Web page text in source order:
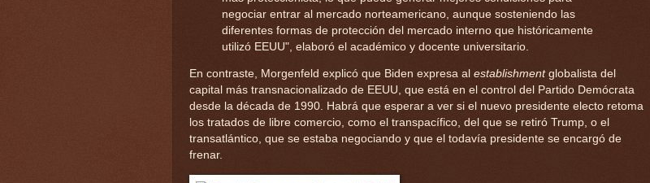
negociar entrar al mercado norteamericano, aunque sosteniendo las
diferentes formas de protección del mercado interno que históricamente
utilizó EEUU", elaboró el académico y docente universitario.
En contraste, Morgenfeld explicó que Biden expresa al establishmentglobalista del
capital más transnacionalizado de EEUU, que está en el control del Partido Demócrata
desde la década de 1990. Habrá que esperar a ver si el nuevo presidente electo retoma
los tratados de libre comercio, como el transpacífico, del que se retiró Trump, o el
transatlántico, que se estaba negociando y que el todavía presidente se encargó de
frenar.